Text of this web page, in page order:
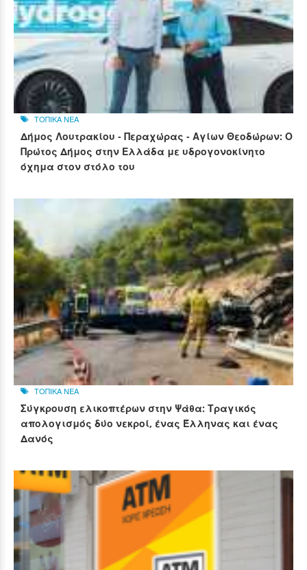
ΤΟΠΙΚΑ ΝΕΑ
Δήμος Λουτρακίου - Περαχώρας - Αγίων Θεοδώρων: Ο
Πρώτος Δήμος στην Ελλάδα με υδρογονοκίνητο
όχημα στον στόλο του
ΤΟΠΙΚΑ ΝΕΑ
Σύγκρουση ελικοπτέρων στην Ψάθα: Τραγικός
απολογισμός δύο νεκροί, ένας Έλληνας και ένας
Δανός